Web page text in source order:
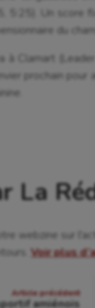
5:25). Un score
du
à Clamart
prochain
La
webzine sur
Voir plus
Article précédent
amiénois